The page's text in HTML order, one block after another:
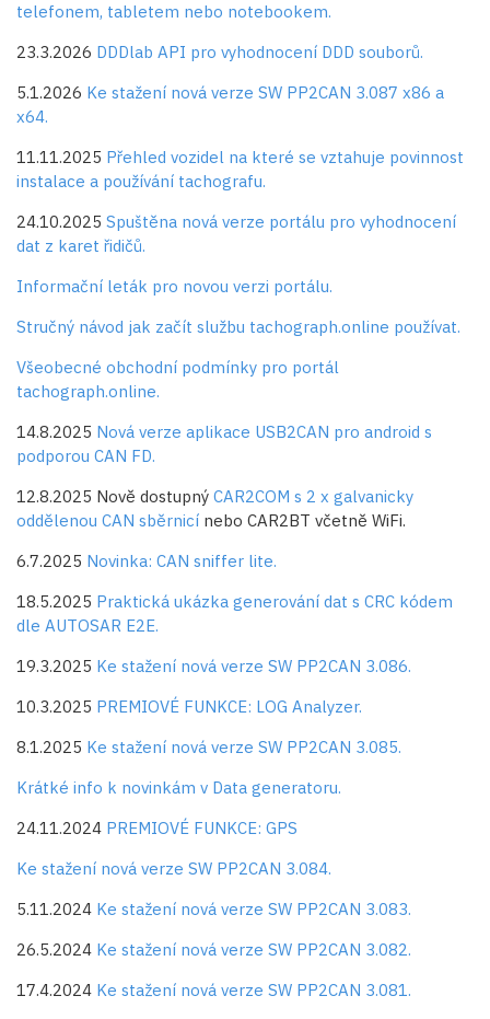
telefonem, tabletem nebo notebookem.
23.3.2026 DDDlab API pro vyhodnocení DDD souborů.
5.1.2026 Ke stažení nová verze SW PP2CAN 3.087 x86 a
x64.
11.11.2025 Přehled vozidel na které se vztahuje povinnost
instalace a používání tachografu.
24.10.2025 Spuštěna nová verze portálu pro vyhodnocení
dat z karet řidičů.
Informační leták pro novou verzi portálu.
Stručný návod jak začít službu tachograph.online používat.
Všeobecné obchodní podmínky pro portál
tachograph.online.
14.8.2025 Nová verze aplikace USB2CAN pro android s
podporou CAN FD.
12.8.2025 Nově dostupný CAR2COM s 2 x galvanicky
oddělenou CAN sběrnicí nebo CAR2BT včetně WiFi.
6.7.2025 Novinka: CAN sniffer lite.
18.5.2025 Praktická ukázka generování dat s CRC kódem
dle AUTOSAR E2E.
19.3.2025 Ke stažení nová verze SW PP2CAN 3.086.
10.3.2025 PREMIOVÉ FUNKCE: LOG Analyzer.
8.1.2025 Ke stažení nová verze SW PP2CAN 3.085.
Krátké info k novinkám v Data generatoru.
24.11.2024 PREMIOVÉ FUNKCE: GPS
Ke stažení nová verze SW PP2CAN 3.084.
5.11.2024 Ke stažení nová verze SW PP2CAN 3.083.
26.5.2024 Ke stažení nová verze SW PP2CAN 3.082.
17.4.2024 Ke stažení nová verze SW PP2CAN 3.081.